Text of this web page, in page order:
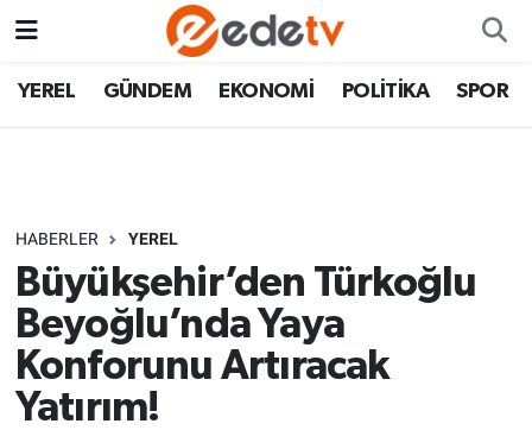
YEREL GÜNDEM EKONOMİ POLİTİKA SPOR
HABERLER YEREL
Büyükşehir’den Türkoğlu
Beyoğlu’nda Yaya
Konforunu Artıracak
Yatırım!